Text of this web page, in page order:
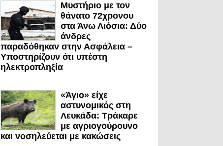
Μυστήριο με τον
θάνατο 72χρονου
στα Άνω Λιόσια: Δύο
άνδρες
παραδόθηκαν στην Ασφάλεια –
Υποστηρίζουν ότι υπέστη
ηλεκτροπληξία
«Άγιο» είχε
αστυνομικός στη
Λευκάδα: Τράκαρε
με αγριογούρουνο
και νοσηλεύεται με κακώσεις